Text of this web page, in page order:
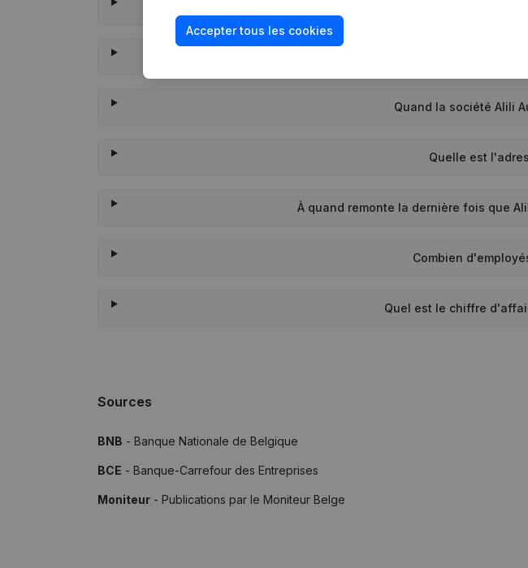
Quand la société Alili
Quelle est
À quand remonte la dernière fois que
Combien
Quel est le chiffre
Sources
BNB - Banque Nationale de Belgique
BCE - Banque-Carrefour des Entreprises
Moniteur - Publications par le Moniteur Belge
Accepter tous les cookies